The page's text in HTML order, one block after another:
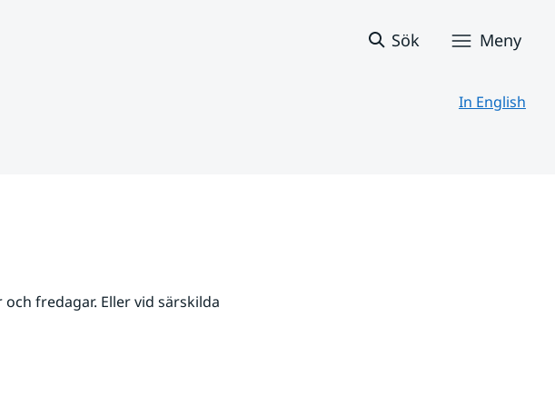
Sök Meny
In English
fredagar. Eller vid särskilda